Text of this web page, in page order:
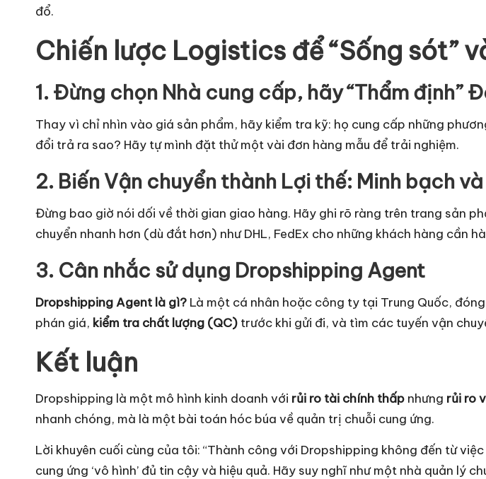
đổ.
Chiến lược Logistics để “Sống sót”
1. Đừng chọn Nhà cung cấp, hãy “Thẩm định”
Thay vì chỉ nhìn vào giá sản phẩm, hãy kiểm tra kỹ: họ cung cấp những
đổi trả ra sao? Hãy tự mình đặt thử một vài đơn hàng mẫu để trải nghiệm.
2. Biến Vận chuyển thành Lợi thế: Minh bạch
Đừng bao giờ nói dối về thời gian giao hàng. Hãy ghi rõ ràng trên trang sản
chuyển nhanh hơn (dù đắt hơn) như DHL, FedEx cho những khách hàng cần
3. Cân nhắc sử dụng Dropshipping Agent
Dropshipping Agent là gì? Là một cá nhân hoặc công ty tại Trung Quốc,
phán giá, kiểm tra chất lượng (QC) trước khi gửi đi, và tìm các tuyến vận
Kết luận
Dropshipping là một mô hình kinh doanh với rủi ro tài chính thấp nhưng rủi ro
nhanh chóng, mà là một bài toán hóc búa về quản trị chuỗi cung ứng.
Lời khuyên cuối cùng của tôi: “Thành công với Dropshipping không đến từ
cung ứng ‘vô hình’ đủ tin cậy và hiệu quả. Hãy suy nghĩ như một nhà quản